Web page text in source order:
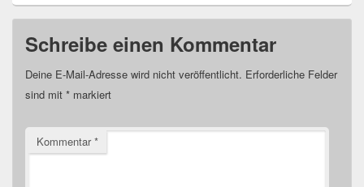
Schreibe einen Kommentar
Deine E-Mail-Adresse wird nicht veröffentlicht. Erforderliche Felder
sind mit * markiert
Kommentar*